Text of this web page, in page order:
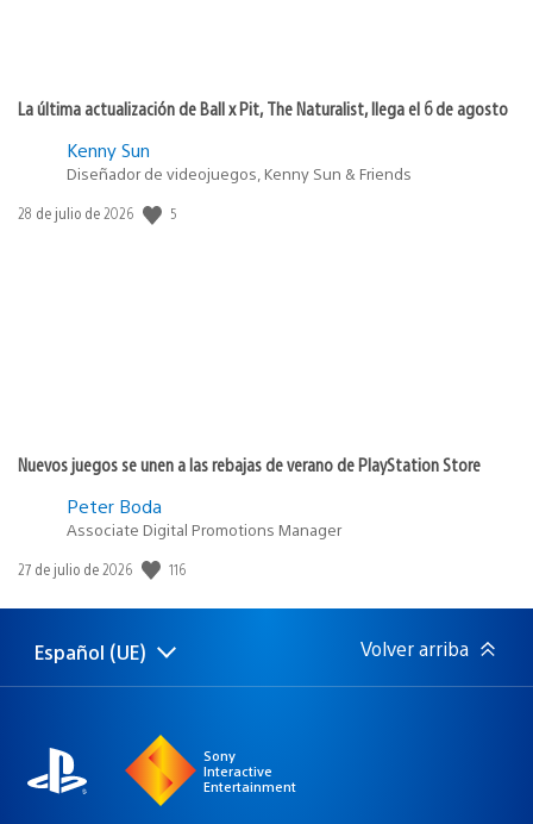
La última actualización de Ball x Pit, The Naturalist, llega el 6 de agosto
Kenny Sun
Diseñador de videojuegos, Kenny Sun & Friends
Fecha
28 de julio de 2026 5
Nuevos juegos se unen a las rebajas de verano de PlayStation Store
Peter Boda
Associate Digital Promotions Manager
Fecha
publicación:
27 de julio de 2026 116
Selecciona
una
Región
actual:
Español (UE) Volver arriba
Sony
Interactive
Entertainment